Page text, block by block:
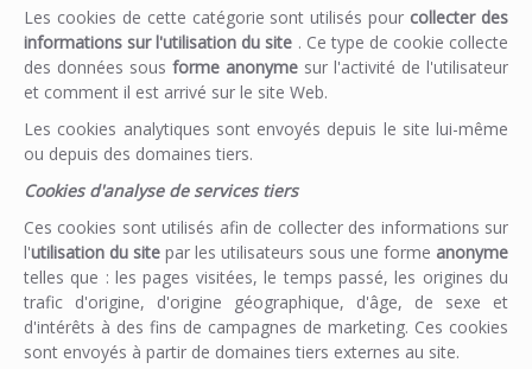
Les cookies de cette catégorie sont utilisés pour collecter des
informations sur l'utilisation du site . Ce type de cookie collecte
des données sous forme anonyme sur l'activité de l'utilisateur
et comment il est arrivé sur le site Web.
Les cookies analytiques sont envoyés depuis le site lui-même
ou depuis des domaines tiers.
Cookies d'analyse de services tiers
Ces cookies sont utilisés afin de collecter des informations sur
l'utilisation du site par les utilisateurs sous une forme anonyme
telles que : les pages visitées, le temps passé, les origines du
trafic d'origine, d'origine géographique, d'âge, de sexe et
d'intérêts à des fins de campagnes de marketing. Ces cookies
sont envoyés à partir de domaines tiers externes au site.